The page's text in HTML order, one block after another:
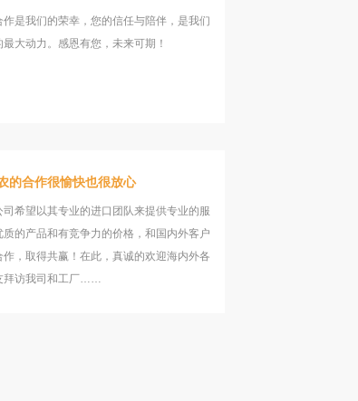
作是我们的荣幸，您的信任与陪伴，是我们
最大动力。感恩有您，未来可期！
的合作很愉快也很放心
司希望以其专业的进口团队来提供专业的服
质的产品和有竞争力的价格，和国内外客户
作，取得共赢！在此，真诚的欢迎海内外各
拜访我司和工厂……